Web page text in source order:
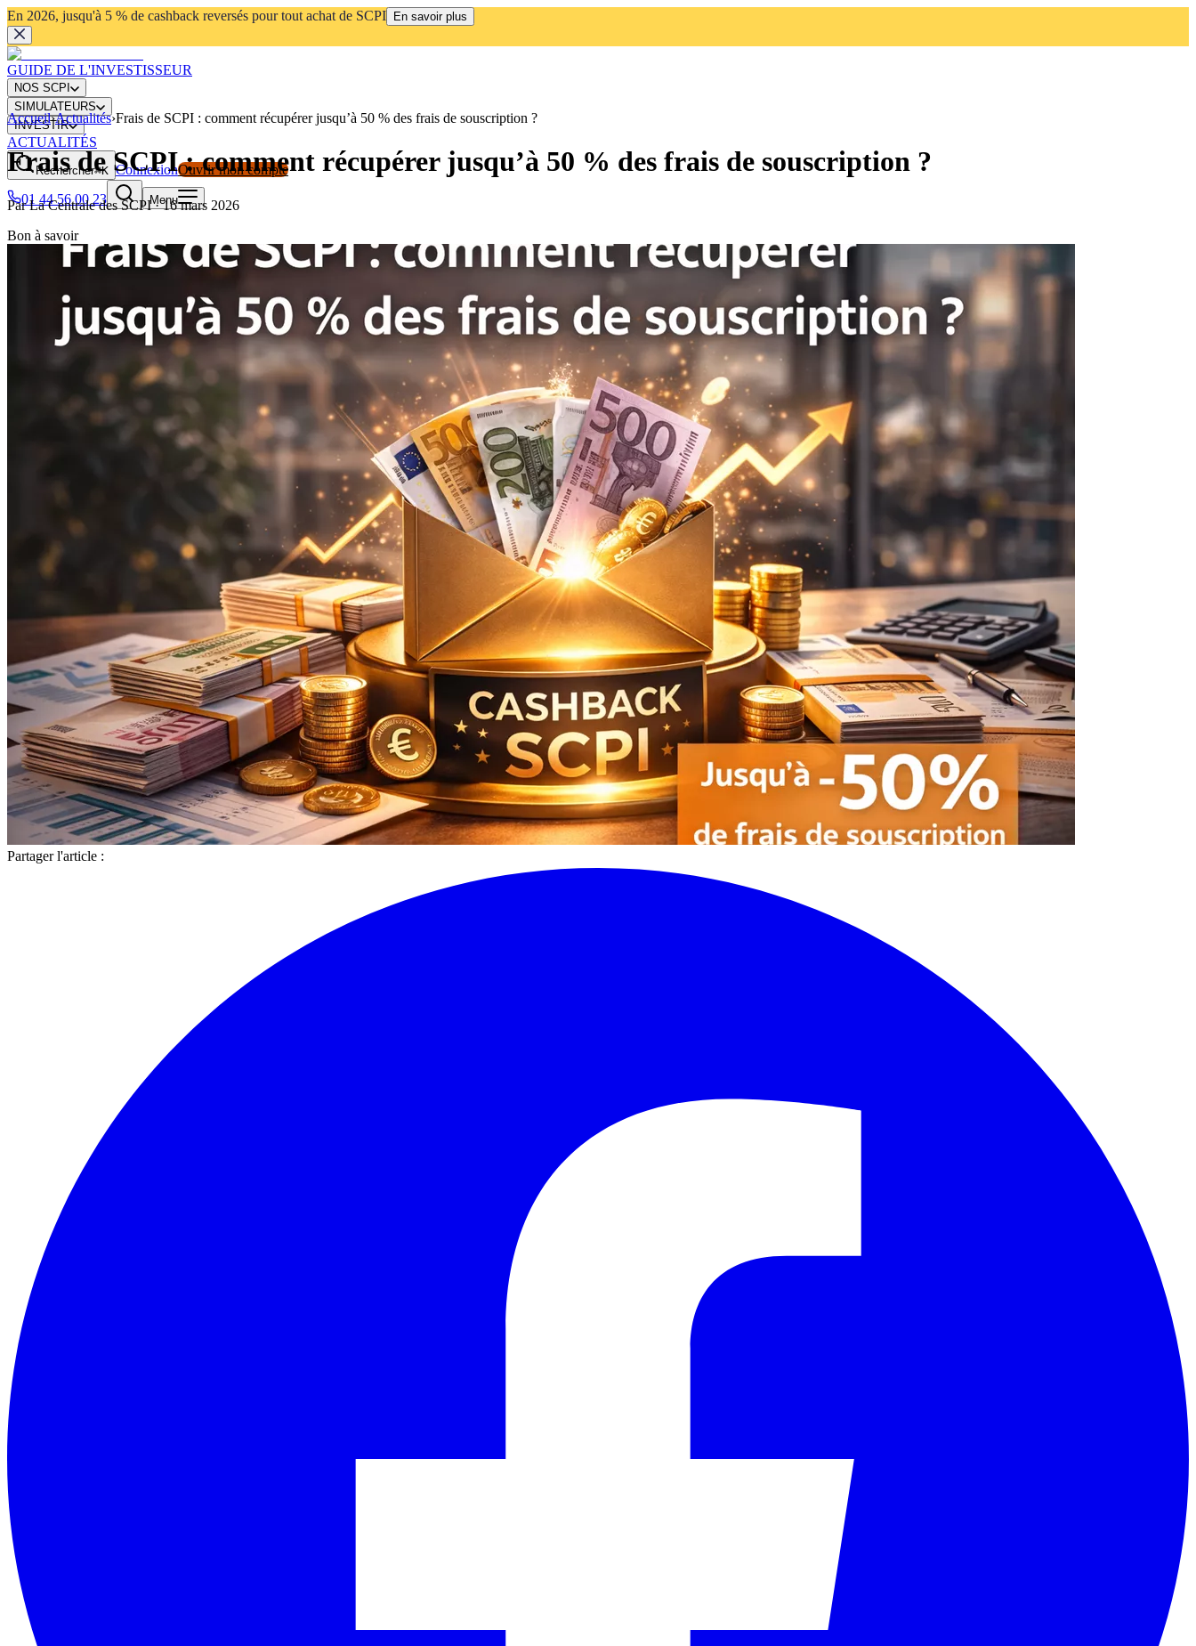
En 2026, jusqu'à 5 % de cashback reversés pour tout achat de SCPI En savoir plus
GUIDE DE L'INVESTISSEUR
NOS SCPI
SIMULATEURS
INVESTIR
ACTUALITÉS
Rechercher⌘K ConnexionOuvrir mon compte
01 44 56 00 23
Menu
Accueil›Actualités›Frais de SCPI : comment récupérer jusqu’à 50 % des frais de souscription ?
Frais de SCPI : comment récupérer jusqu’à 50 % des frais de souscription ?
Par La Centrale des SCPI·16 mars 2026
Bon à savoir
Partager l'article :